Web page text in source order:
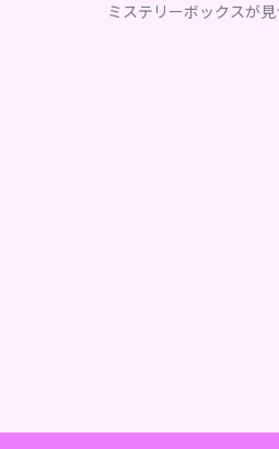
ミステリーボックスが見